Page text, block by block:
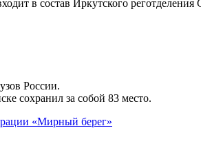
в состав Иркутского
России.
сохранил за собой 83 место.
«Мирный берег»